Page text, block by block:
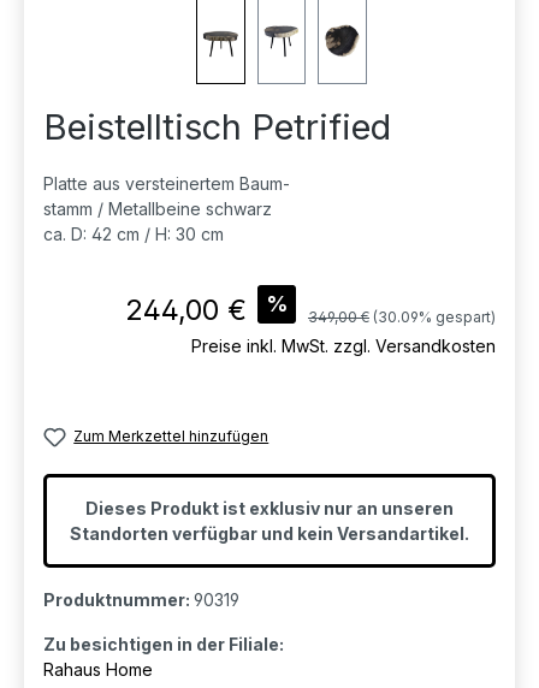
Beistelltisch Petrified
Platte aus versteinertem Baum-
stamm / Metallbeine schwarz
ca. D: 42 cm / H: 30 cm
Verkaufspreis:
244,00 € % Regulärer Preis:
349,00 € (30.09% gespart)
Preise inkl. MwSt. zzgl. Versandkosten
Zum Merkzettel hinzufügen
Dieses Produkt ist exklusiv nur an unseren
Standorten verfügbar und kein Versandartikel.
Produktnummer: 90319
Zu besichtigen in der Filiale:
Rahaus Home